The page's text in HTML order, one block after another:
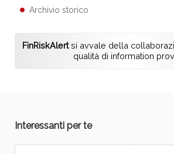
Archivio storico
FinRiskAlertsi avvale della
qualità di information
Interessanti per te